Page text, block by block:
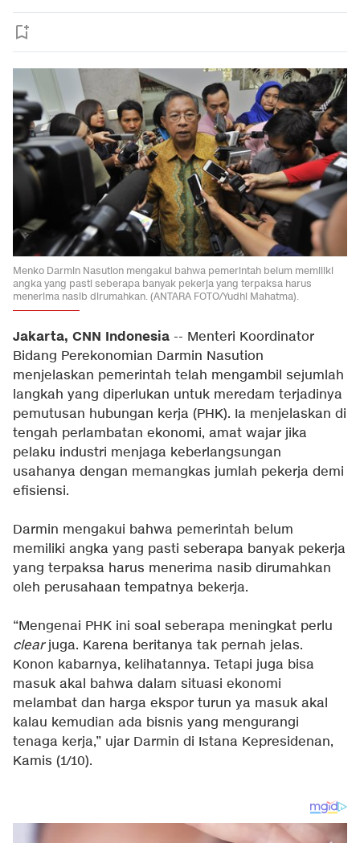
Menko Darmin Nasution mengakui bahwa pemerintah belum memiliki
angka yang pasti seberapa banyak pekerja yang terpaksa harus
menerima nasib dirumahkan. (ANTARA FOTO/Yudhi Mahatma).
Jakarta, CNN Indonesia -- Menteri Koordinator
Bidang Perekonomian Darmin Nasution
menjelaskan pemerintah telah mengambil sejumlah
langkah yang diperlukan untuk meredam terjadinya
pemutusan hubungan kerja (PHK). Ia menjelaskan di
tengah perlambatan ekonomi, amat wajar jika
pelaku industri menjaga keberlangsungan
usahanya dengan memangkas jumlah pekerja demi
efisiensi.
Darmin mengakui bahwa pemerintah belum
memiliki angka yang pasti seberapa banyak pekerja
yang terpaksa harus menerima nasib dirumahkan
oleh perusahaan tempatnya bekerja.
“Mengenai PHK ini soal seberapa meningkat perlu
clearjuga. Karena beritanya tak pernah jelas.
Konon kabarnya, kelihatannya. Tetapi juga bisa
masuk akal bahwa dalam situasi ekonomi
melambat dan harga ekspor turun ya masuk akal
kalau kemudian ada bisnis yang mengurangi
tenaga kerja,” ujar Darmin di Istana Kepresidenan,
Kamis (1/10).